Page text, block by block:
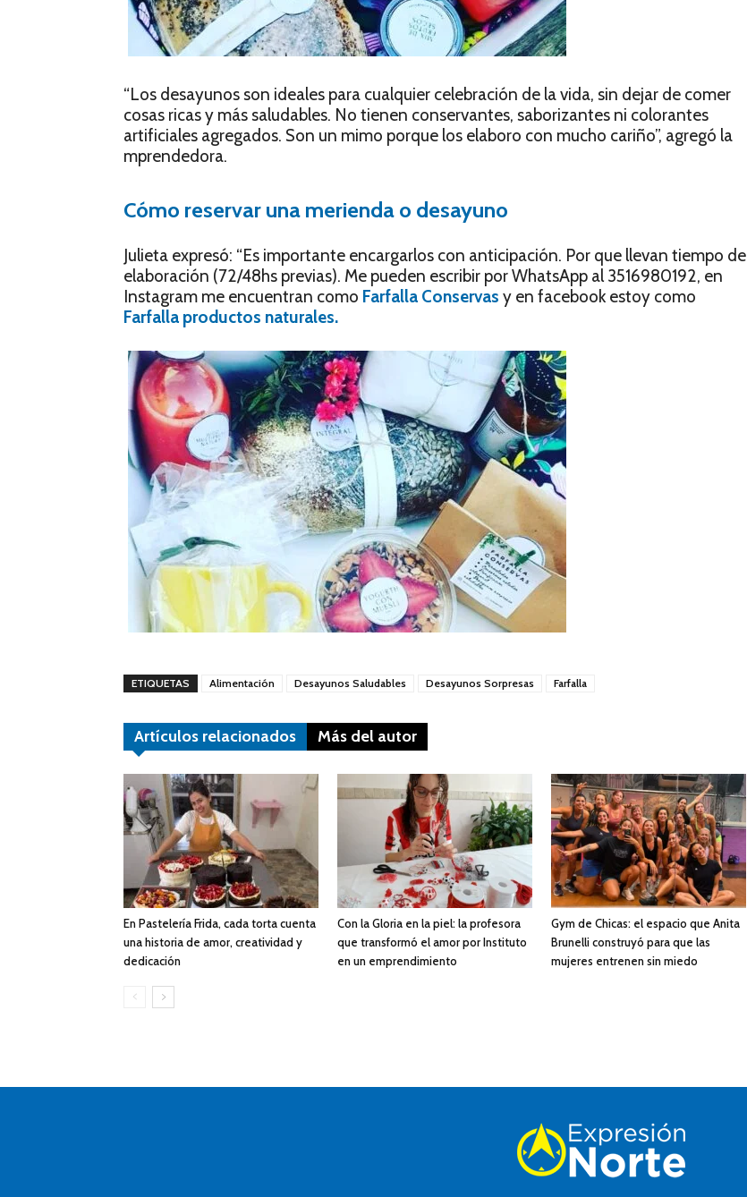
“Los desayunos son ideales para cualquier celebración de la vida, sin dejar de comer
cosas ricas y más saludables. No tienen conservantes, saborizantes ni colorantes
artificiales agregados. Son un mimo porque los elaboro con mucho cariño”, agregó la
mprendedora.
Cómo reservar una merienda o desayuno
Julieta expresó: “Es importante encargarlos con anticipación. Por que llevan tiempo de
elaboración (72/48hs previas). Me pueden escribir por WhatsApp al 3516980192, en
Instagram me encuentran como Farfalla Conservas y en facebook estoy como
Farfalla productos naturales.
ETIQUETAS Alimentación Desayunos Saludables Desayunos Sorpresas Farfalla
Artículos relacionados Más del autor
En Pastelería Frida, cada torta cuenta
una historia de amor, creatividad y
dedicación
Con la Gloria en la piel: la profesora
que transformó el amor por Instituto
en un emprendimiento
Gym de Chicas: el espacio que Anita
Brunelli construyó para que las
mujeres entrenen sin miedo